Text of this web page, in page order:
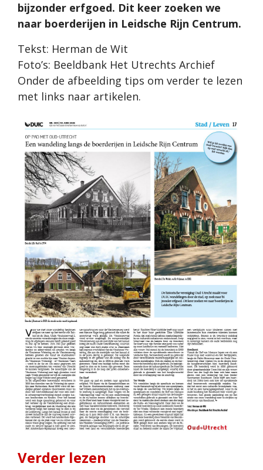
bijzonder erfgoed. Dit keer zoeken we
naar boerderijen in Leidsche Rijn Centrum.
Tekst: Herman de Wit
Foto’s: Beeldbank Het Utrechts Archief
Onder de afbeelding tips om verder te lezen
met links naar artikelen.
Verder lezen